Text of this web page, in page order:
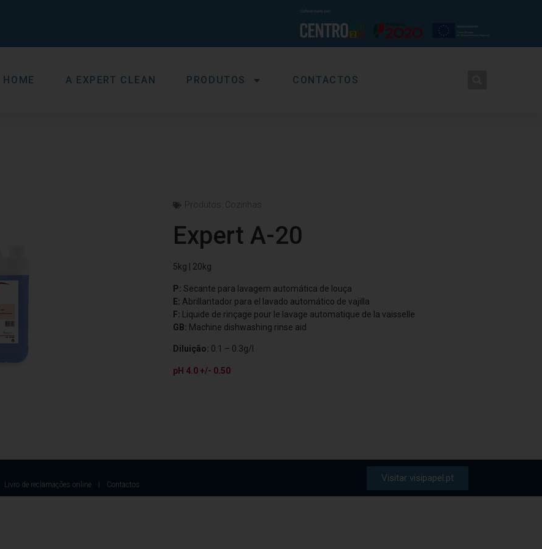
HOME A EXPERT CLEAN PRODUTOS CONTACTOS
Produtos: Cozinhas
Expert A-20
5kg | 20kg
P: Secante para lavagem automática de louça
E: Abrillantador para el lavado automático de vajilla
F:
Liquide de rinçage pour le lavage automatique de la vaisselle
GB: Machine dishwashing rinse aid
Diluição: 0.1 – 0.3g/l
pH 4.0 +/- 0.50
Livro de reclamações online Contactos
Visitar visipapel.pt